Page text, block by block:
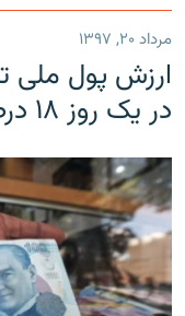
مرداد ۲۰, ۱۳۹۷
ارزش پول ملی
در یک روز ۱۸ درصد سقوط کرد